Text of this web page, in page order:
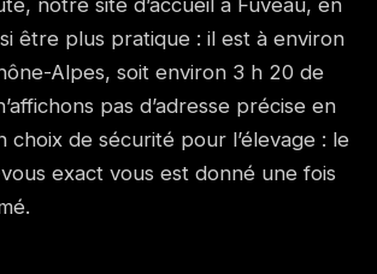
être plus pratique : il est à environ
Alpes, soit environ 3 h 20 de
pas d’adresse précise en
choix de sécurité pour l’élevage : le
exact vous est donné une fois